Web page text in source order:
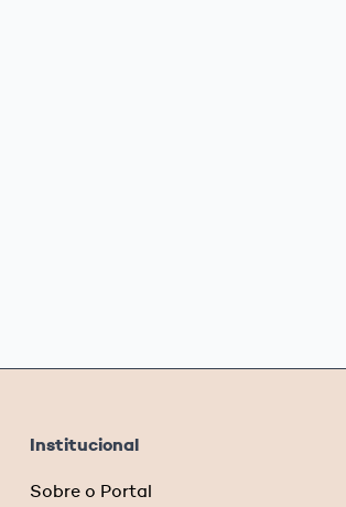
Institucional
Sobre o Portal